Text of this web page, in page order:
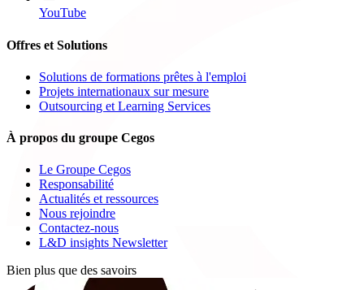
YouTube
Offres et Solutions
Solutions de formations prêtes à l'emploi
Projets internationaux sur mesure
Outsourcing et Learning Services
À propos du groupe Cegos
Le Groupe Cegos
Responsabilité
Actualités et ressources
Nous rejoindre
Contactez-nous
L&D insights Newsletter
Bien plus que des savoirs